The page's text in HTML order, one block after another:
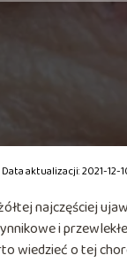
Data aktualizacji: 2021-12-
najczęściej
i
wiedzieć o tej